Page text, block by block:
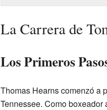
La Carrera de
Los Primeros
Thomas Hearns comenzó a
Tennessee. Como